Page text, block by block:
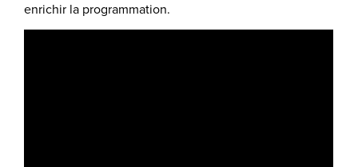
enrichir la programmation.